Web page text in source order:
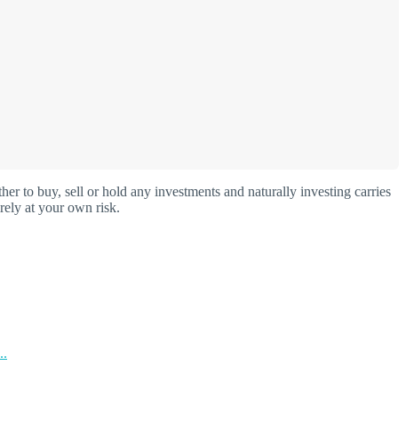
to buy, sell or hold any investments and naturally investing carries
at your own risk.